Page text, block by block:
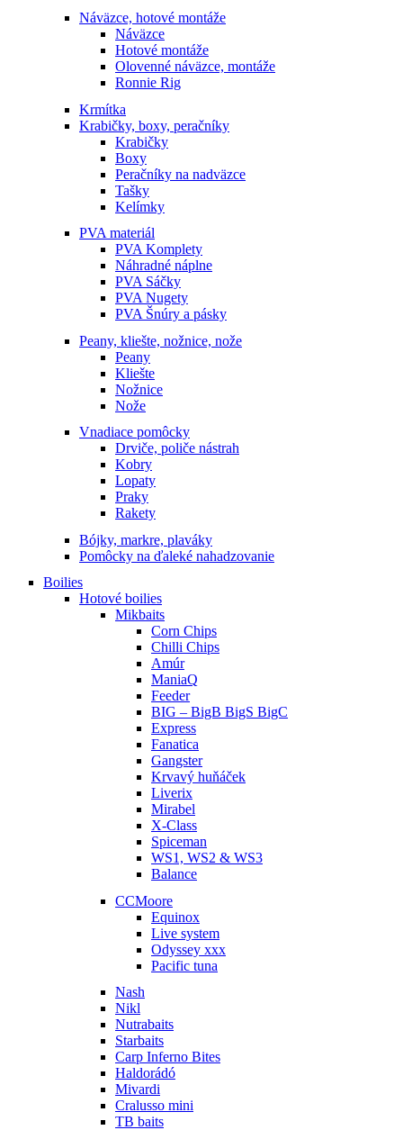
Náväzce, hotové montáže
Náväzce
Hotové montáže
Olovenné náväzce, montáže
Ronnie Rig
Krmítka
Krabičky, boxy, peračníky
Krabičky
Boxy
Peračníky na nadväzce
Tašky
Kelímky
PVA materiál
PVA Komplety
Náhradné náplne
PVA Sáčky
PVA Nugety
PVA Šnúry a pásky
Peany, kliešte, nožnice, nože
Peany
Kliešte
Nožnice
Nože
Vnadiace pomôcky
Drviče, poliče nástrah
Kobry
Lopaty
Praky
Rakety
Bójky, markre, plaváky
Pomôcky na ďaleké nahadzovanie
Boilies
Hotové boilies
Mikbaits
Corn Chips
Chilli Chips
Amúr
ManiaQ
Feeder
BIG – BigB BigS BigC
Express
Fanatica
Gangster
Krvavý huňáček
Liverix
Mirabel
X-Class
Spiceman
WS1, WS2 & WS3
Balance
CCMoore
Equinox
Live system
Odyssey xxx
Pacific tuna
Nash
Nikl
Nutrabaits
Starbaits
Carp Inferno Bites
Haldorádó
Mivardi
Cralusso mini
TB baits